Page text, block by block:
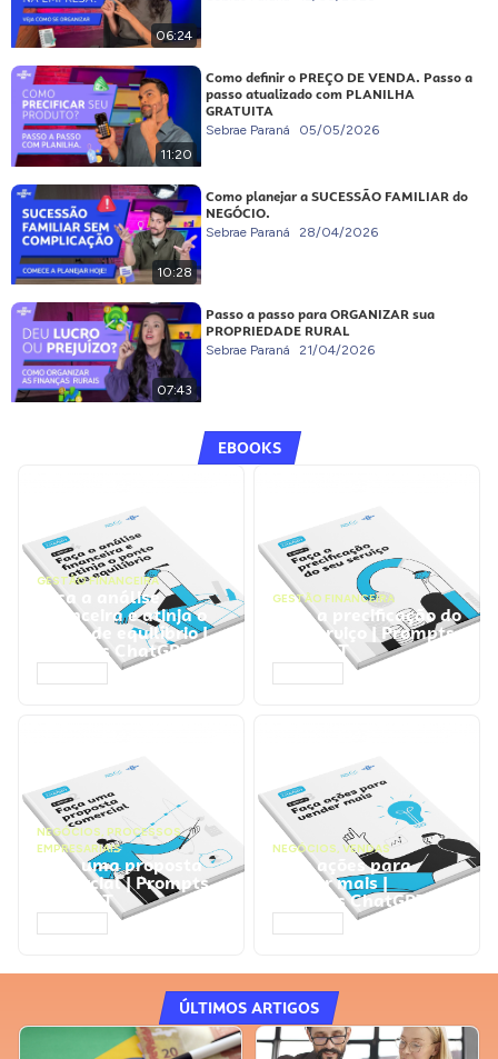
06:24
11:20
Como definir o PREÇO DE VENDA. Passo a
passo atualizado com PLANILHA
GRATUITA
Sebrae Paraná 05/05/2026
10:28
Como planejar a SUCESSÃO FAMILIAR do
NEGÓCIO.
Sebrae Paraná 28/04/2026
07:43
Passo a passo para ORGANIZAR sua
PROPRIEDADE RURAL
Sebrae Paraná 21/04/2026
EBOOKS
GESTÃO FINANCEIRA
Faça a análise
financeira e atinja o
ponto de equilíbrio |
Prompts ChatGPT
GESTÃO FINANCEIRA
Faça a precificação do
seu serviço | Prompts
ChatGPT
NEGÓCIOS, PROCESSOS
EMPRESARIAIS
Faça uma proposta
comercial | Prompts
ChatGPT
NEGÓCIOS, VENDAS
Faça ações para
vender mais |
Prompts ChatGPT
ÚLTIMOS ARTIGOS